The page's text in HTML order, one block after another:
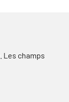
Les champs